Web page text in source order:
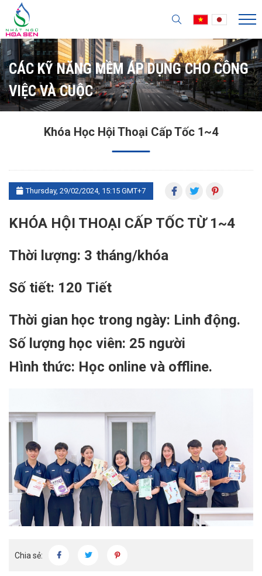
CÁC KỸ NĂNG MỀM ÁP DỤNG CHO CÔNG
VIỆC VÀ CUỘC
Khóa Học Hội Thoại Cấp Tốc 1~4
Thursday, 29/02/2024, 15:15 GMT+7
KHÓA HỘI THOẠI CẤP TỐC TỪ 1~4
Thời lượng: 3 tháng/khóa
Số tiết: 120 Tiết
Thời gian học trong ngày: Linh động.
Số lượng học viên: 25 người
Hình thức: Học online và offline.
Chia sẻ: